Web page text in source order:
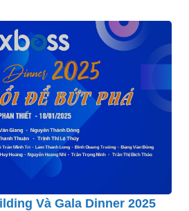
Và Gala Dinner 2025